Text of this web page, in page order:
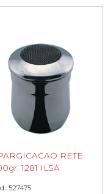
RETE
1281 ILSA
527475